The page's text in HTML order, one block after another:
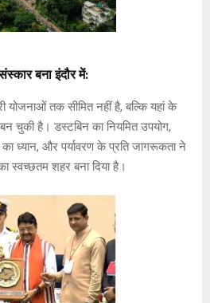
बना इंदौर में:
योजनाओं तक सीमित नहीं है, बल्कि यहां के
चुकी है। डस्टबिन का नियमित उपयोग,
का ध्यान, और पर्यावरण के प्रति जागरूकता ने
स्वच्छतम शहर बना दिया है।